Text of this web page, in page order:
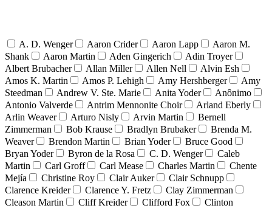
A. D. Wenger Aaron Crider Aaron Lapp
Aaron M.
Shank
Aaron Martin Aden Gingerich
Adin Troyer
Albert Brubacher
Allan Miller Allen Nell
Alvin Esh
Amos K. Martin
Amos P. Lehigh Amy Hershberger
Amy
Steedman
Andrew V. Ste. Marie Anita Yoder
Anônimo
Antonio Valverde
Antrim Mennonite Choir
Arland Eberly
Arlin Weaver
Arturo Nisly Arvin Martin
Bernell
Zimmerman
Bob Krause Bradlyn Brubaker
Brenda M.
Weaver
Brendon Martin Brian Yoder
Bruce Good
Bryan Yoder
Byron de la Rosa C. D. Wenger
Caleb
Martin
Carl Groff Carl Mease Charles Martin
Chente
Mejía
Christine Roy Clair Auker
Clair Schnupp
Clarence Kreider
Clarence Y. Fretz
Clay Zimmerman
Cleason Martin
Cliff Kreider Clifford Fox
Clinton